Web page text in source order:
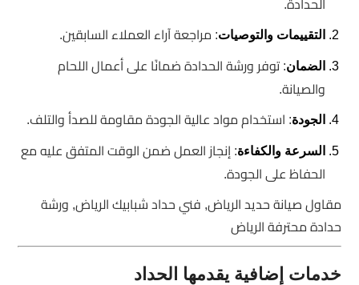
التقييمات والتوصيات: مراجعة آراء العملاء السابقين.
الضمان: توفر ورشة الحدادة ضمانًا على أعمال اللحام
والصيانة.
الجودة: استخدام مواد عالية الجودة مقاومة للصدأ والتلف.
السرعة والكفاءة: إنجاز العمل ضمن الوقت المتفق عليه مع
الحفاظ على الجودة.
مقاول صيانة حديد الرياض, فني حداد شبابيك الرياض, ورشة
حدادة محترفة الرياض
خدمات إضافية يقدمها الحداد